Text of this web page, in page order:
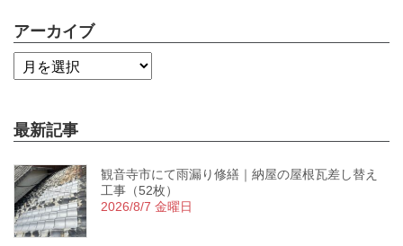
アーカイブ
最新記事
観音寺市にて雨漏り修繕｜納屋の屋根瓦差し替え
工事（52枚）
2026/8/7 金曜日